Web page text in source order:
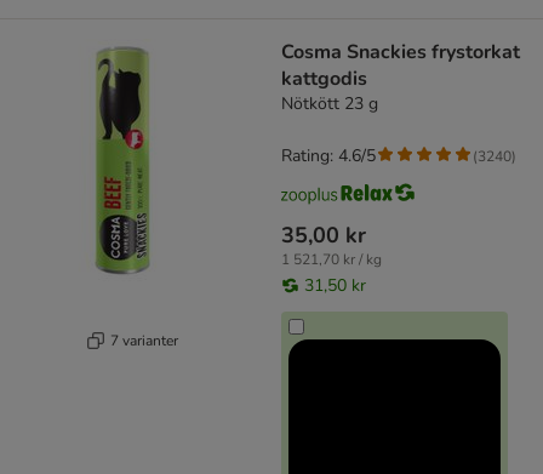
7 varianter
Cosma Snackies frystorkat
kattgodis
Nötkött 23 g
35,00 kr
1 521,70 kr / kg
31,50 kr
Rating: 4.6/5 (3240)